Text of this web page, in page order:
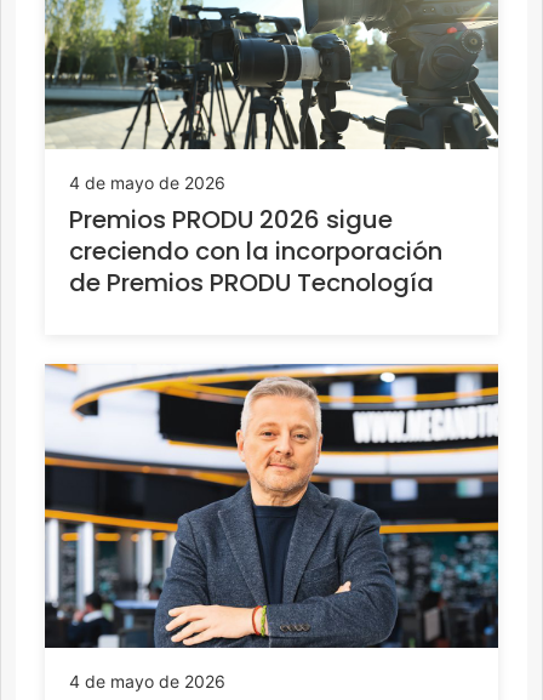
4 de mayo de 2026
Premios PRODU 2026 sigue
creciendo con la incorporación
de Premios PRODU Tecnología
4 de mayo de 2026